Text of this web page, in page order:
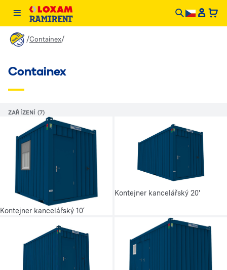
/Containex/
Containex
ZAŘÍZENÍ (7)
Kontejner kancelářský 10´
Kontejner kancelářský 20'